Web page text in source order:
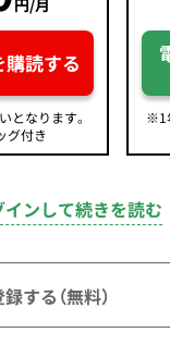
読する
となります。
グ付き
※1
ンして続きを読む
する（無料）